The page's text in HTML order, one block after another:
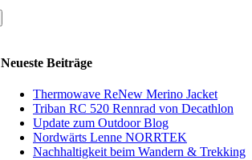
Neueste Beiträge
Thermowave ReNew Merino Jacket
Triban RC 520 Rennrad von Decathlon
Update zum Outdoor Blog
Nordwärts Lenne NORRTEK
Nachhaltigkeit beim Wandern & Trekking